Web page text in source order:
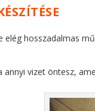
elég hosszadalmas
annyi vizet öntesz,